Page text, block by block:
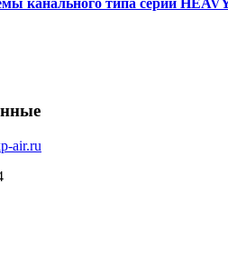
канального типа серии
air.ru